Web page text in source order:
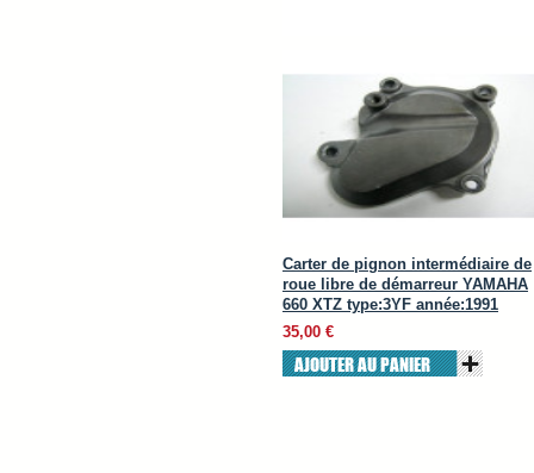
Carter de pignon intermédiaire de
roue libre de démarreur YAMAHA
660 XTZ type:3YF année:1991
35,00 €
AJOUTER AU PANIER